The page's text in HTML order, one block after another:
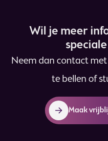
Wil je meer
Neem dan contact
te bellen of
Maak